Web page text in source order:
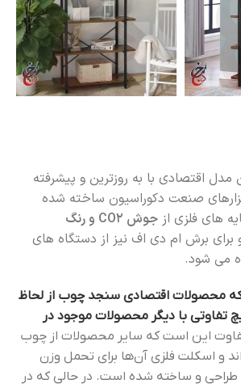
مدل اقتصادی با به روزترین و پیشرفته
صنعت دکوراسیون ساخته شده
های فلزی از
جوش CO2 و رنگ
برای برش ام دی اف نیز از دستگاه های
می شود.
محصولات اقتصادی سنجد چوب از لحاظ
با دیگر محصولات موجود در
این است که سایر محصولات از چوب
و اسکلت فلزی آن‌ها برای تحمل وزن
و ساخته شده است. در حالی که در